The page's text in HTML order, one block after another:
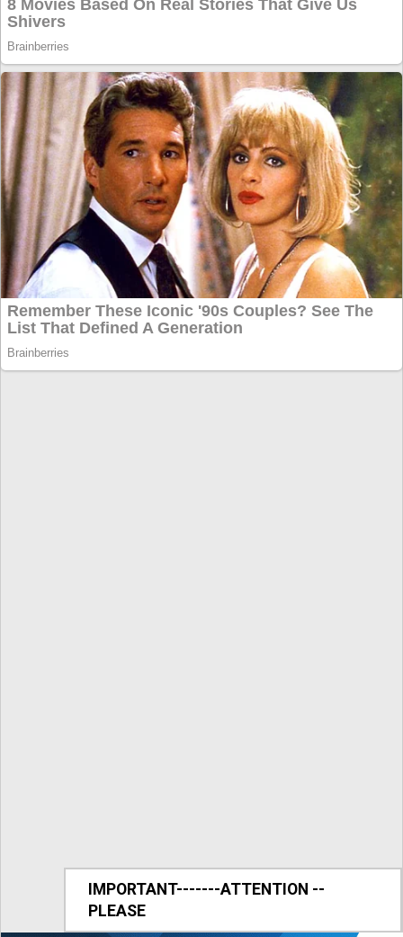
IMPORTANT-------ATTENTION --
PLEASE